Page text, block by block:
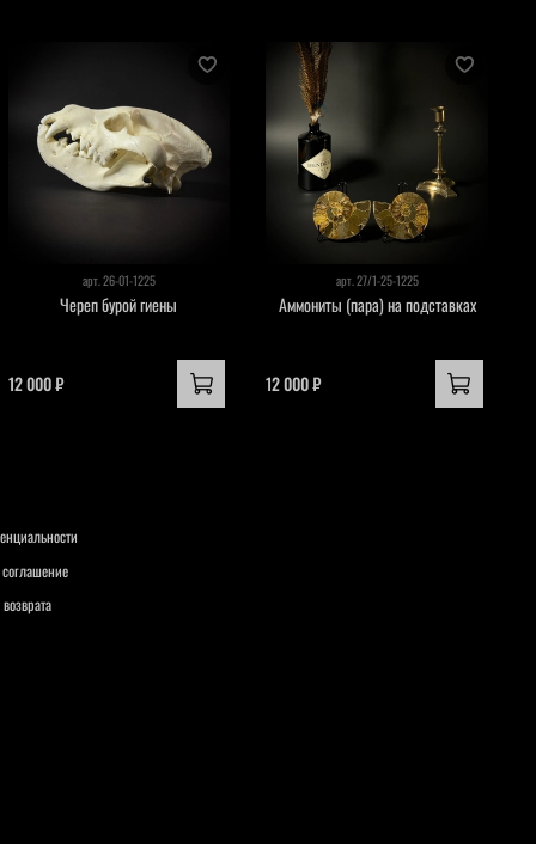
арт. 26-01-1225
Череп бурой гиены
12 000 ₽
арт. 27/1-25-1225
Аммониты (пара) на подставках
12 000 ₽